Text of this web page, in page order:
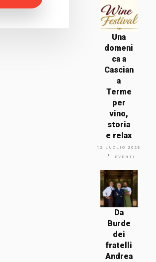
Una
domeni
ca a
Cascian
a
Terme
per
vino,
storia
e relax
12 LUGLIO 2026
EVENTI
Da
Burde
dei
fratelli
Andrea